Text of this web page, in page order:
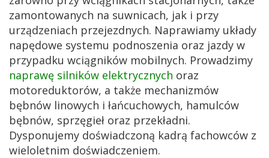
zamontowanych na suwnicach, jak i przy
urządzeniach przejezdnych. Naprawiamy układy
napędowe systemu podnoszenia oraz jazdy w
przypadku wciągników mobilnych. Prowadzimy
naprawę silników elektrycznych oraz
motoreduktorów, a także mechanizmów
bębnów linowych i łańcuchowych, hamulców
bębnów, sprzęgieł oraz przekładni.
Dysponujemy doświadczoną kadrą fachowców z
wieloletnim doświadczeniem.